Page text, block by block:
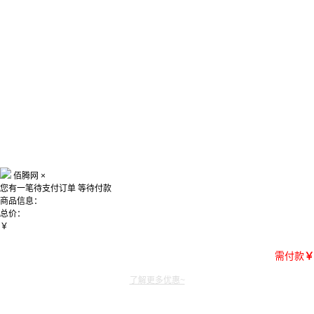
佰腾网 ×
您有一笔待支付订单 等待付款
商品信息：
总价：
￥
需付款￥
了解更多优惠~